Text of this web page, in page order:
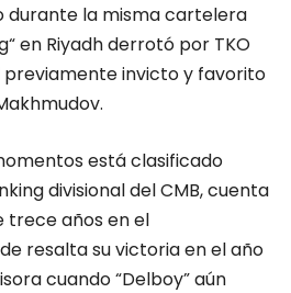
durante la misma cartelera
en Riyadh derrotó por TKO
invicto y favorito
está clasificado
divisional del CMB, cuenta
trece años en el
resalta su victoria en el año
cuando “Delboy” aún